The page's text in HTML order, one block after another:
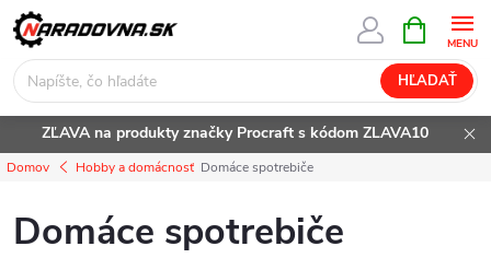
Prejsť
na
obsah
HĽADAŤ
KOŠÍK
ZĽAVA na produkty značky Procraft s kódom ZLAVA10
Domov Hobby a domácnosť Domáce spotrebiče
Domáce spotrebiče